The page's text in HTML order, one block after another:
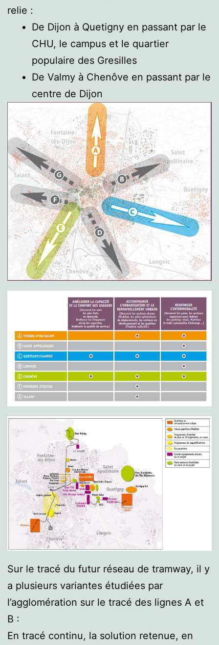
relie :
De Dijon à Quetigny en passant par le
CHU, le campus et le quartier
populaire des Gresilles
De Valmy à Chenôve en passant par le
centre de Dijon
Sur le tracé du futur réseau de tramway, il y
a plusieurs variantes étudiées par
l’agglomération sur le tracé des lignes A et
B :
En tracé continu, la solution retenue, en